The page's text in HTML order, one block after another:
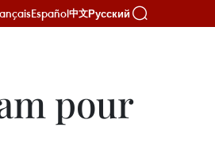
Español中文Русский
pour